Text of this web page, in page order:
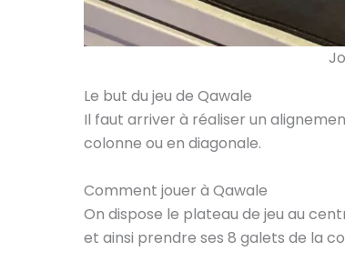
Le but du jeu de Qawale
Il faut arriver à réaliser un
colonne ou en diagonale.
Comment jouer à Qawale
On dispose le plateau de jeu au
et ainsi prendre ses 8 galets de la